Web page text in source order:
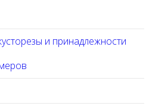
и принадлежности